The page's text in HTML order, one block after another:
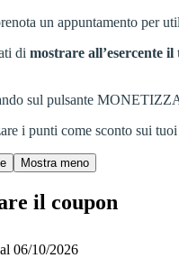
un appuntamento per
di mostrare all’esercente
sul pulsante
i punti come sconto sui
il coupon
06/10/2026